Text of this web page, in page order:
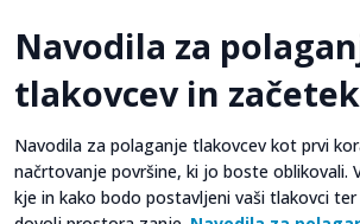
Navodila za
tlakovcev in
Navodila za polaganje tlakovcev kot prvi
načrtovanje površine, ki jo boste oblikovali.
kje in kako bodo postavljeni vaši tlakovci